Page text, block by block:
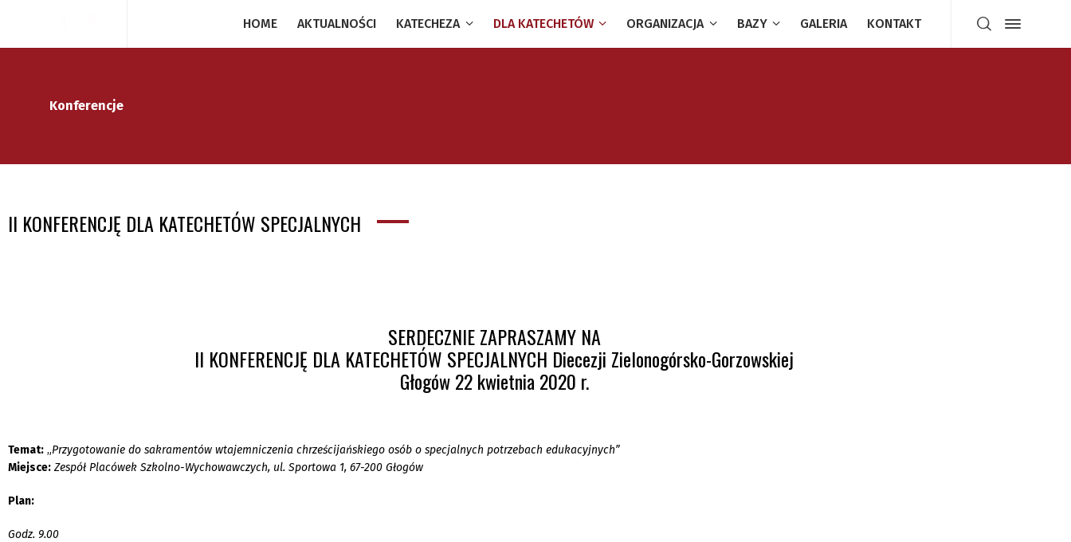
HOME AKTUALNOŚCI KATECHEZA DLA KATECHETÓW ORGANIZACJA BAZY GALERIA KONTAKT
Konferencje
II KONFERENCJĘ DLA KATECHETÓW SPECJALNYCH
SERDECZNIE ZAPRASZAMY NA
II KONFERENCJĘ DLA KATECHETÓW SPECJALNYCH Diecezji Zielonogórsko-Gorzowskiej
Głogów 22 kwietnia 2020 r.
Temat: „Przygotowanie do sakramentów wtajemniczenia chrześcijańskiego osób o specjalnych potrzebach edukacyjnych”
Miejsce: Zespół Placówek Szkolno-Wychowawczych, ul. Sportowa 1, 67-200 Głogów
Plan:
Godz. 9.00